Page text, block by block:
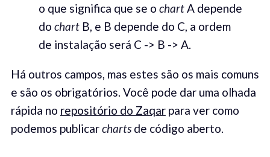
o que significa que se o chartA depende
do chartB, e B depende do C, a ordem
de instalação será C -> B -> A.
Há outros campos, mas estes são os mais comuns
e são os obrigatórios. Você pode dar uma olhada
rápida no repositório do Zaqarpara ver como
podemos publicarchartsde código aberto.